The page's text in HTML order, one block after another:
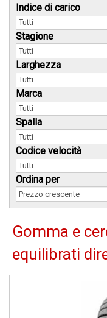
Indice di carico
Stagione
Larghezza
Marca
Spalla
Codice velocità
Ordina per
Gomma e
equilibrati